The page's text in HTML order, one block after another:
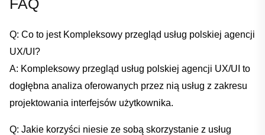
FAQ
Q: ​Co​ to⁣ jest Kompleksowy przegląd usług‍ polskiej agencji
UX/UI?
A: Kompleksowy przegląd⁤ usług ‌polskiej agencji UX/UI to
dogłębna analiza oferowanych przez nią⁤ usług z ⁤zakresu
projektowania interfejsów użytkownika.
Q: ‍Jakie korzyści niesie ze‍ sobą skorzystanie ⁣z usług